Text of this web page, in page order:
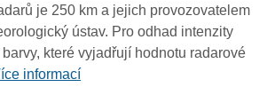
je 250 km a jejich provozovatelem
ústav. Pro odhad intenzity
které vyjadřují hodnotu radarové
informací